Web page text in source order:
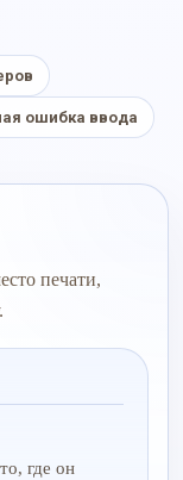
ошибка ввода
печати,
где он